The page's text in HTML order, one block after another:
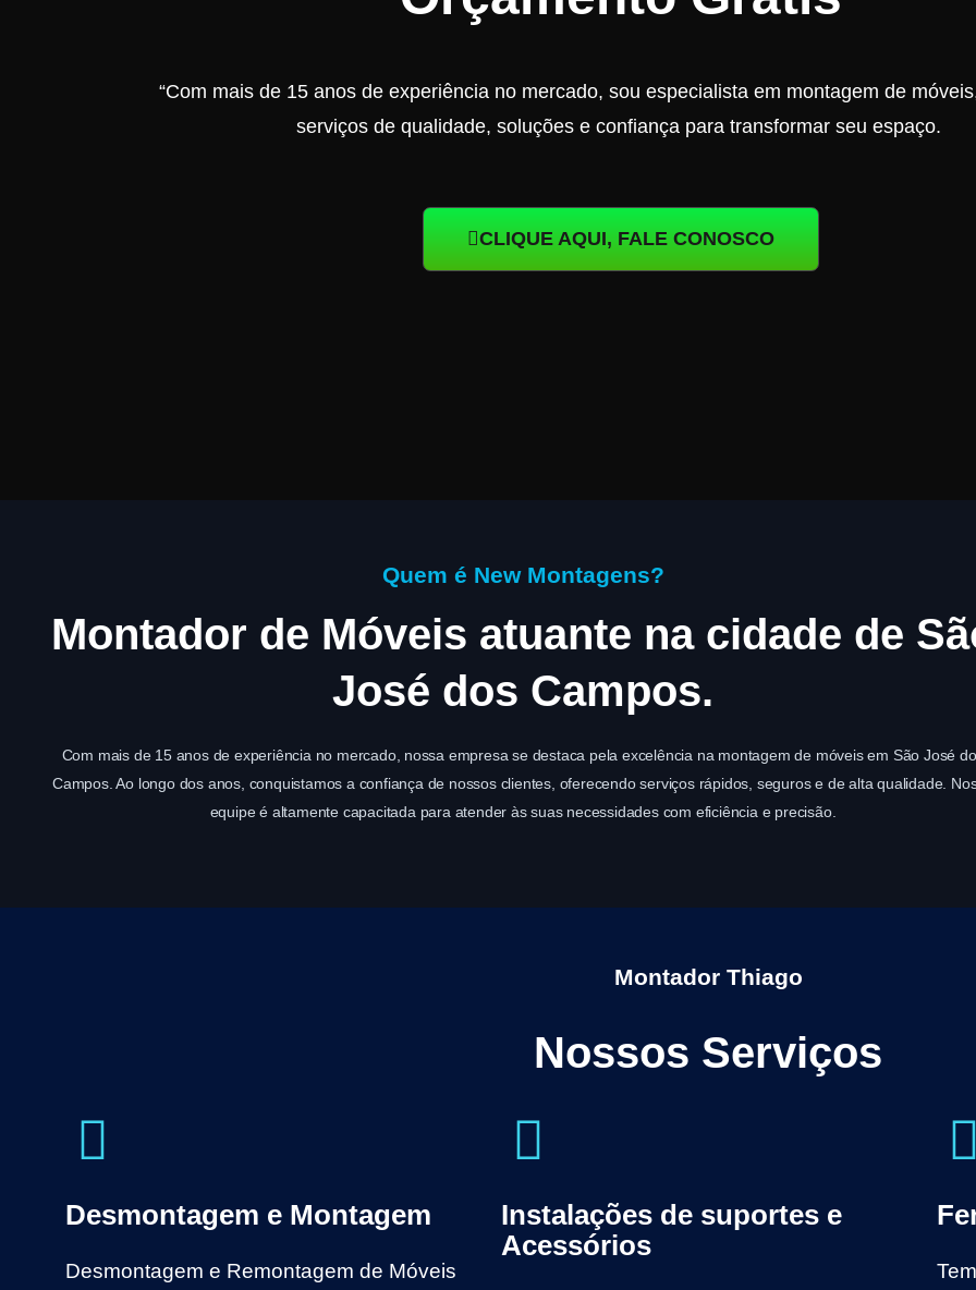
“Com mais de 15 anos de experiência no mercado, sou especialista em montagem de
serviços de qualidade, soluções e confiança para transformar seu espaço.
CLIQUE AQUI, FALE CONOSCO
Quem é New Montagens?
Montador de Móveis atuante na cidade de
José dos Campos.
Com mais de 15 anos de experiência no mercado, nossa empresa se destaca pela excelência na montagem de móveis em São José
Campos. Ao longo dos anos, conquistamos a confiança de nossos clientes, oferecendo serviços rápidos, seguros e de alta qualidade.
equipe é altamente capacitada para atender às suas necessidades com eficiência e precisão.
Montador Thiago
Nossos Serviços
Desmontagem e Montagem
Desmontagem e Remontagem de Móveis
Instalações de suportes e
Acessórios